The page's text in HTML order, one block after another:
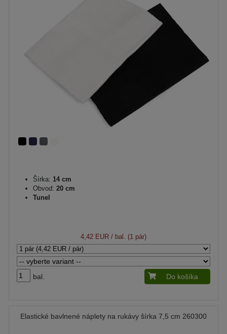
Šírka: 14 cm
Obvod: 20 cm
Tunel
4,42 EUR / bal. (1 pár)
bal. Do košíka
Elastické bavlnené náplety na rukávy šírka 7,5 cm 260300